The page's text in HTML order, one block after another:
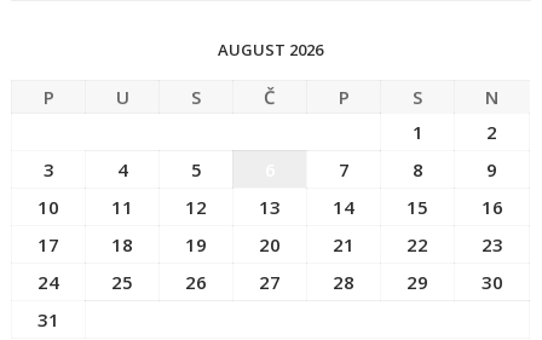
AUGUST 2026
P U S Č P S
N
1
2
3
4 5 7 8
9
10
11 12 13 14 15
16
17
18 19 20 21 22
23
24
25 26 27 28 29
30
31